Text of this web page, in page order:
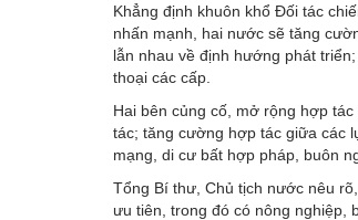
Khẳng định khuôn khổ Đối tác
nhấn mạnh, hai nước sẽ tăng
lẫn nhau về định hướng phát
thoại các cấp.
Hai bên củng cố, mở rộng hợp
tác; tăng cường hợp tác giữa các
mạng, di cư bất hợp pháp, buôn
Tổng Bí thư, Chủ tịch nước nêu
ưu tiên, trong đó có nông nghiệp,